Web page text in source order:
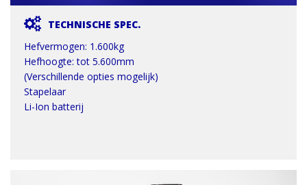
TECHNISCHE SPEC.
Hefvermogen: 1.600kg
Hefhoogte: tot 5.600mm
(Verschillende opties mogelijk)
Stapelaar
Li-Ion batterij